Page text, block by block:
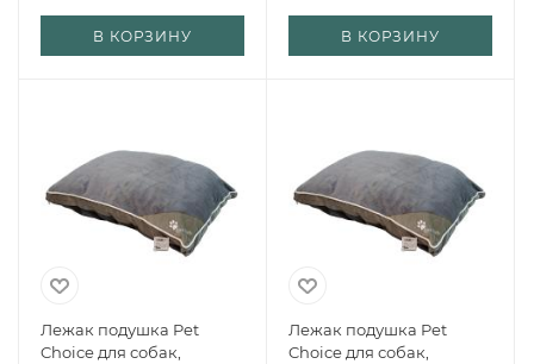
В КОРЗИНУ В КОРЗИНУ
Лежак подушка Pet
Choice для собак,
Лежак подушка Pet
Choice для собак,